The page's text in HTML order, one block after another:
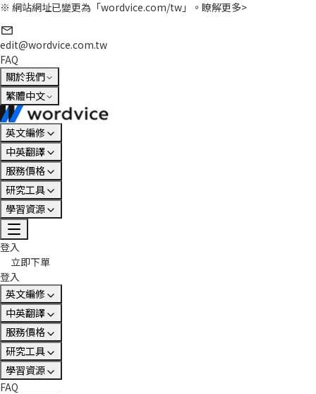
※ 網站網址已變更為「wordvice.com/tw」。 瞭解更多>
edit@wordvice.com.tw
FAQ
關於我們
繁體中文
英文編修
中英翻譯
服務價格
研究工具
學習資源
登入
立即下單
登入
英文編修
中英翻譯
服務價格
研究工具
學習資源
FAQ